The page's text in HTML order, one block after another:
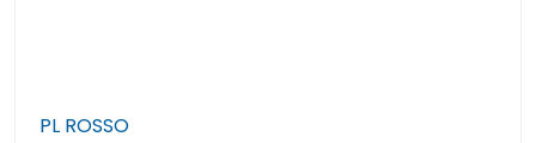
PL ROSSO